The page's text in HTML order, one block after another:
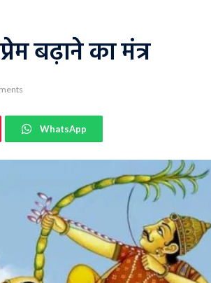
बढ़ाने का मंत्र
WhatsApp